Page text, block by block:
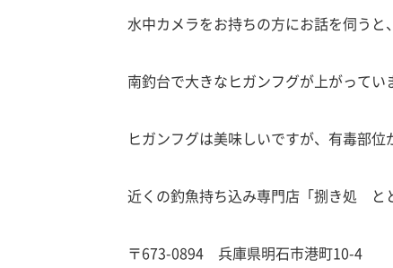
水中カメラをお持ちの方にお話を伺うと
南釣台で大きなヒガンフグが上がってい
ヒガンフグは美味しいですが、有毒部
近くの釣魚持ち込み専門店「捌き処 と
〒673-0894 兵庫県明石市港町10-4